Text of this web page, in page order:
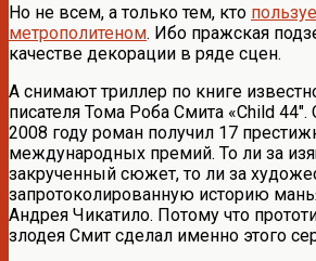
Но не всем, а только тем, кто
метрополитеном. Ибо пражская
качестве декорации в ряде сцен.
А снимают триллер по книге
писателя Тома Роба Смита «Child
2008 году роман получил 17
международных премий. То ли за
закрученный сюжет, то ли за
запротоколированную историю
Андрея Чикатило. Потому что
злодея Смит сделал именно этого